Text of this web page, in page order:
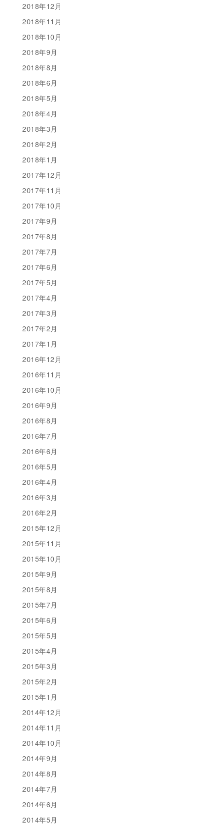
2018年12月
2018年11月
2018年10月
2018年9月
2018年8月
2018年6月
2018年5月
2018年4月
2018年3月
2018年2月
2018年1月
2017年12月
2017年11月
2017年10月
2017年9月
2017年8月
2017年7月
2017年6月
2017年5月
2017年4月
2017年3月
2017年2月
2017年1月
2016年12月
2016年11月
2016年10月
2016年9月
2016年8月
2016年7月
2016年6月
2016年5月
2016年4月
2016年3月
2016年2月
2015年12月
2015年11月
2015年10月
2015年9月
2015年8月
2015年7月
2015年6月
2015年5月
2015年4月
2015年3月
2015年2月
2015年1月
2014年12月
2014年11月
2014年10月
2014年9月
2014年8月
2014年7月
2014年6月
2014年5月